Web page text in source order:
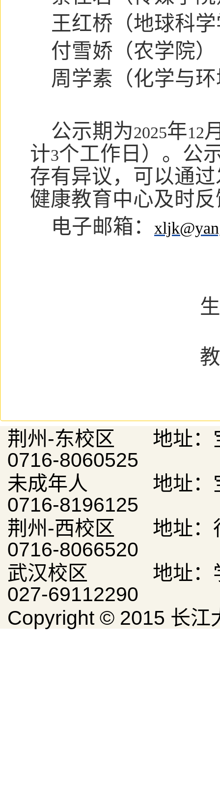
王红桥（地球科
付雪娇（农学院）
周学素（化学与
公示期为2025年12
计3个工作日）。公
存有异议，可以通
健康教育中心及时
电子邮箱：
荆州-东校区 地址：
0716-8060525
未成年人 地址：
0716-8196125
荆州-西校区 地址：
0716-8066520
武汉校区 地址：学
027-69112290
Copyright © 2015 长江